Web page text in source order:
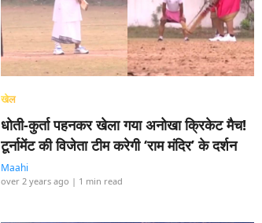
खेल
धोती-कुर्ता पहनकर खेला गया अनोखा क्रिकेट मैच!
टूर्नामेंट की विजेता टीम करेगी ‘राम मंदिर’ के दर्शन
Maahi
over 2 years ago | 1 min read